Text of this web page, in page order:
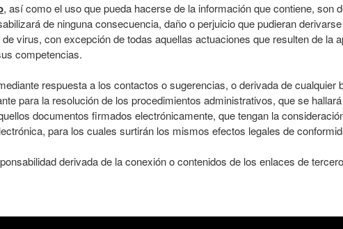
, así como el uso que pueda hacerse de la información que contiene, son
de ninguna consecuencia, daño o perjuicio que pudieran
virus, con excepción de todas aquellas actuaciones que resulten de la
competencias.
respuesta a los contactos o sugerencias, o derivada de cualquier
para la resolución de los procedimientos administrativos, que se
documentos firmados electrónicamente, que tengan la
para los cuales surtirán los mismos efectos legales de
derivada de la conexión o contenidos de los enlaces de